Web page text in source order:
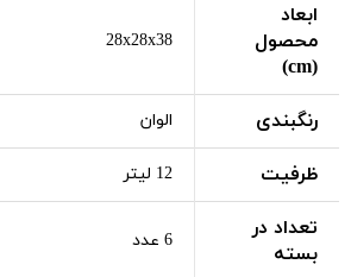
ابعاد
محصول
(cm)
28x28x38
رنگبندی الوان
ظرفیت 12 لیتر
تعداد در
بسته
6 عدد